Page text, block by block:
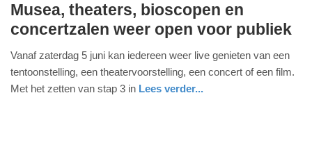
vrijdag,
mei
2021
-
Musea, theaters, bioscopen en
concertzalen weer open voor publiek
Vanaf zaterdag 5 juni kan iedereen weer live genieten van een
tentoonstelling, een theatervoorstelling, een concert of een film.
Met het zetten van stap 3 in Lees verder...